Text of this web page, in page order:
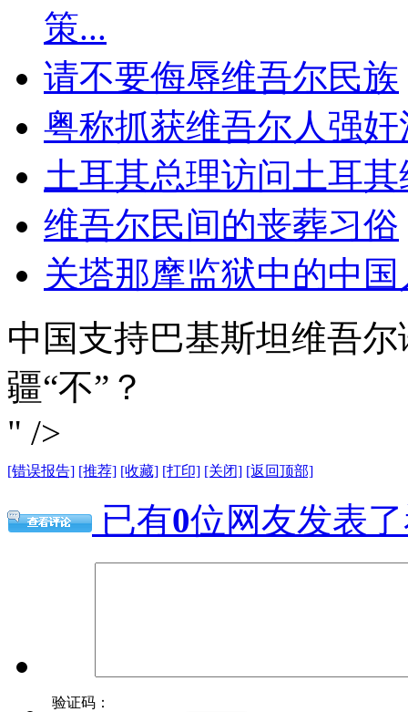
策...
请不要侮辱维吾尔民族
粤称抓获维吾尔人强
土耳其总理访问土耳
维吾尔民间的丧葬习俗
关塔那摩监狱中的中国
中国支持巴基斯坦维吾
疆“不”？
" />
[错误报告] [推荐] [收藏] [打印] [关闭] [返回顶部]
已有0位网友发表
验证码：